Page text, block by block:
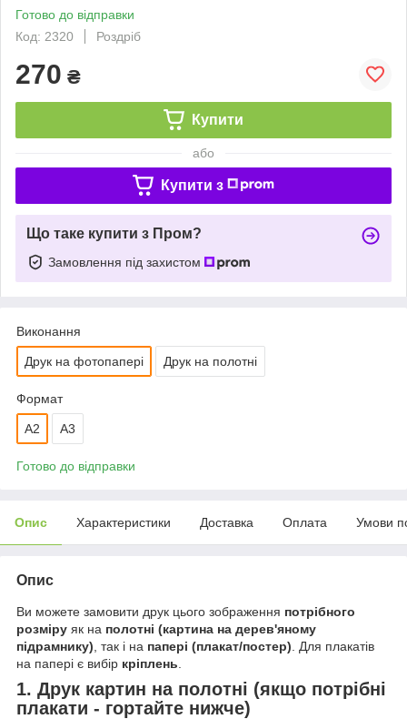
Готово до відправки
Код: 2320
Роздріб
270 ₴
Купити
або
Купити з
Що таке купити з Пром?
Замовлення під захистом
Виконання
Друк на фотопапері Друк на полотні
Формат
A2 A3
Готово до відправки
Опис Характеристики Доставка Оплата Умови
Опис
Ви можете замовити друк цього зображення потрібного
розміру як на полотні (картина на дерев'яному
підрамнику) , так і на папері (плакат/постер) . Для плакатів
на папері є вибір кріплень
1. Друк картин на полотні (якщо потрібні
плакати - гортайте нижче)